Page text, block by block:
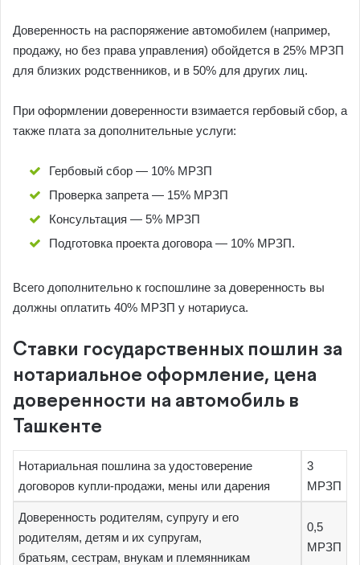
Доверенность на распоряжение автомобилем (например,
продажу, но без права управления) обойдется в 25% МРЗП
для близких родственников, и в 50% для других лиц.
При оформлении доверенности взимается гербовый сбор, а
также плата за дополнительные услуги:
Гербовый сбор — 10% МРЗП
Проверка запрета — 15% МРЗП
Консультация — 5% МРЗП
Подготовка проекта договора — 10% МРЗП.
Всего дополнительно к госпошлине за доверенность вы
должны оплатить 40% МРЗП у нотариуса.
Ставки государственных пошлин за
нотариальное оформление, цена
доверенности на автомобиль в
Ташкенте
Нотариальная пошлина за удостоверение
договоров купли-продажи, мены или дарения
3
МРЗП
Доверенность родителям, супругу и его
родителям, детям и их супругам,
братьям, сестрам, внукам и племянникам
0,5
МРЗП